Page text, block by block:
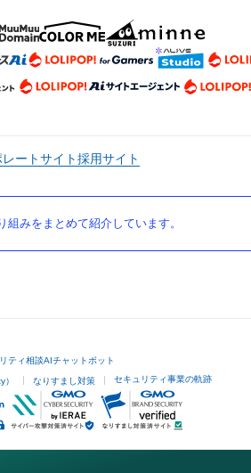
ートサイト採用サイト
みをまとめて紹介しています。
ティ相談AIチャットボット
なりすまし対策 セキュリティ事業の軌跡